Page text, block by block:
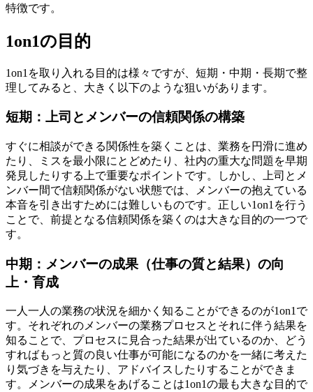
特徴です。
1on1の目的
1on1を取り入れる目的は様々ですが、短期・中期・長期で整
理してみると、大きく以下のような狙いがあります。
短期：上司とメンバーの信頼関係の構築
すぐに相談ができる関係性を築くことは、業務を円滑に進め
たり、ミスを最小限にとどめたり、社内の重大な問題を早期
発見したりする上で重要なポイントです。しかし、上司とメ
ンバー間で信頼関係がない状態では、メンバーの抱えている
本音を引き出すためには難しいものです。正しい1on1を行う
ことで、前提となる信頼関係を築くのは大きな目的の一つで
す。
中期：メンバーの成果（仕事の質と結果）の向
上・育成
一人一人の業務の状況を細かく知ることができるのが1on1で
す。それぞれのメンバーの業務プロセスとそれに伴う結果を
知ることで、プロセスに見合った結果が出ているのか、どう
すればもっと質の良い仕事が可能になるのかを一緒に考えた
り気づきを与えたり、アドバイスしたりすることができま
す。メンバーの成果をあげることは1on1の最も大きな目的で